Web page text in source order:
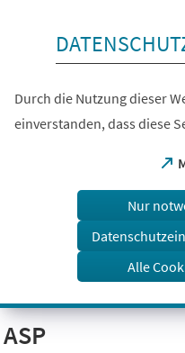
Visuelle
Assistenzsoftware
öffnen.
Durch die Nutzung dieser
einverstanden, dass diese
Nur
Alle
ASP